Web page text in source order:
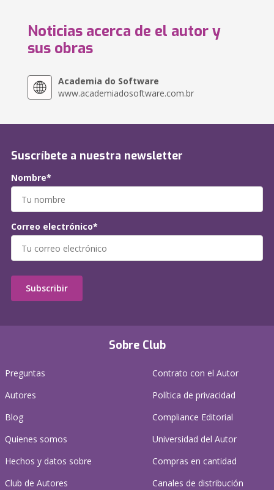
Noticias acerca de el autor y
sus obras
Academia do Software
www.academiadosoftware.com.br
Sobre Club
Preguntas
Autores
Blog
Quienes somos
Hechos y datos sobre
Club de Autores
Contrato con el Autor
Política de privacidad
Compliance Editorial
Universidad del Autor
Compras en cantidad
Canales de distribución
Suscríbete a nuestra newsletter
Nombre*
Correo electrónico*
Subscribir